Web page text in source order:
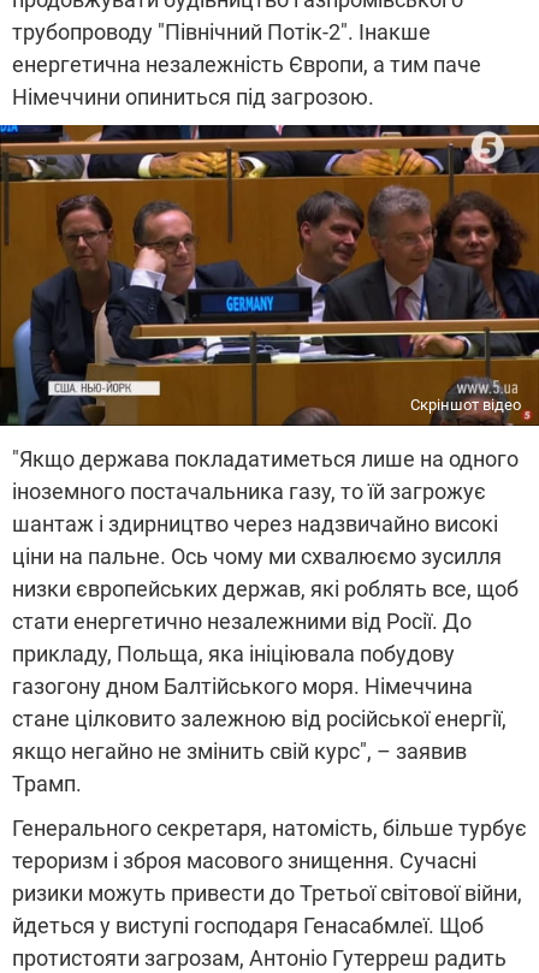
трубопроводу "Північний Потік-2". Інакше
енергетична незалежність Європи, а тим паче
Німеччини опиниться під загрозою.
Скріншот відео
"Якщо держава покладатиметься лише на одного
іноземного постачальника газу, то їй загрожує
шантаж і здирництво через надзвичайно високі
ціни на пальне. Ось чому ми схвалюємо зусилля
низки європейських держав, які роблять все, щоб
стати енергетично незалежними від Росії. До
прикладу, Польща, яка ініціювала побудову
газогону дном Балтійського моря. Німеччина
стане цілковито залежною від російської енергії,
якщо негайно не змінить свій курс", – заявив
Трамп.
Генерального секретаря, натомість, більше турбує
тероризм і зброя масового знищення. Сучасні
ризики можуть привести до Третьої світової війни,
йдеться у виступі господаря Генасабмлеї. Щоб
протистояти загрозам, Антоніо Гутерреш радить